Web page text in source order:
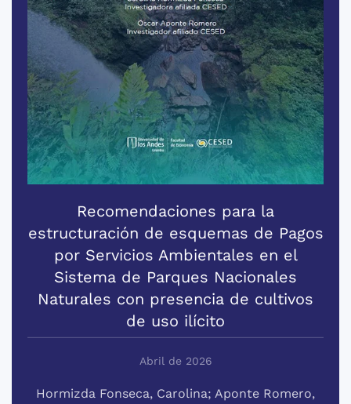
Recomendaciones para la
estructuración de esquemas de Pagos
por Servicios Ambientales en el
Sistema de Parques Nacionales
Naturales con presencia de cultivos
de uso ilícito
Abril de 2026
Hormizda Fonseca, Carolina; Aponte Romero,